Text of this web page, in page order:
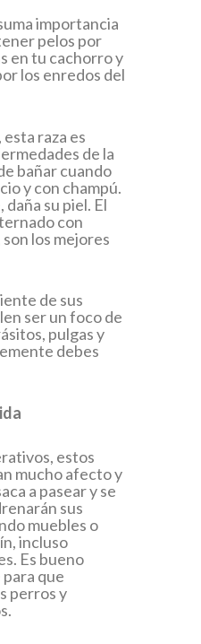
importancia
pelos por
en tu cachorro y
los enredos del
raza es
de la
bañar cuando
y con champú.
su piel. El
con
los mejores
de sus
ser un foco de
pulgas y
debes
estos
mucho afecto y
a pasear y se
sus
muebles o
incluso
Es bueno
que
perros y